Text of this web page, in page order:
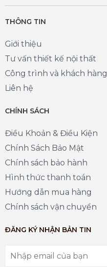
THÔNG TIN
Giới thiệu
Tư vấn thiết kế nội thất
Công trình và khách hàng
Liên hệ
CHÍNH SÁCH
Điều Khoản & Điều Kiện
Chính Sách Bảo Mật
Chính sách bảo hành
Hình thức thanh toán
Hướng dẫn mua hàng
Chính sách vận chuyển
ĐĂNG KÝ NHẬN BẢN TIN